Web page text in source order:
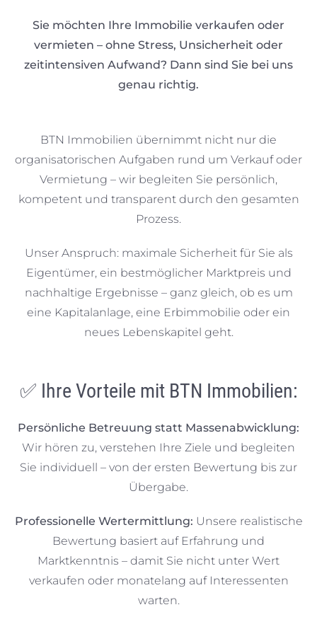
Sie möchten Ihre Immobilie verkaufen oder
vermieten – ohne Stress, Unsicherheit oder
zeitintensiven Aufwand? Dann sind Sie bei uns
genau richtig.
BTN Immobilien übernimmt nicht nur die
organisatorischen Aufgaben rund um Verkauf oder
Vermietung – wir begleiten Sie persönlich,
kompetent und transparent durch den gesamten
Prozess.
Unser Anspruch: maximale Sicherheit für Sie als
Eigentümer, ein bestmöglicher Marktpreis und
nachhaltige Ergebnisse – ganz gleich, ob es um
eine Kapitalanlage, eine Erbimmobilie oder ein
neues Lebenskapitel geht.
✅ Ihre Vorteile mit BTN Immobilien:
Persönliche Betreuung statt Massenabwicklung:
Wir hören zu, verstehen Ihre Ziele und begleiten
Sie individuell – von der ersten Bewertung bis zur
Übergabe.
Professionelle Wertermittlung: Unsere realistische
Bewertung basiert auf Erfahrung und
Marktkenntnis – damit Sie nicht unter Wert
verkaufen oder monatelang auf Interessenten
warten.